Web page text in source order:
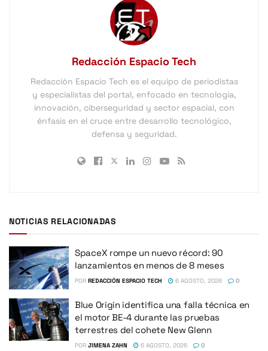
Redacción Espacio Tech
Redacción Espacio Tech es el equipo de periodistas
y especialistas del portal, enfocado en tecnología,
innovación, ciberseguridad y sector espacial, con
énfasis en el cruce entre desarrollo tecnológico,
defensa y seguridad.
NOTICIAS RELACIONADAS
SpaceX rompe un nuevo récord: 90
lanzamientos en menos de 8 meses
POR REDACCIÓN ESPACIO TECH 6 AGOSTO, 2026 0
Blue Origin identifica una falla técnica en
el motor BE-4 durante las pruebas
terrestres del cohete New Glenn
POR JIMENA ZAHN 6 AGOSTO, 2026 0